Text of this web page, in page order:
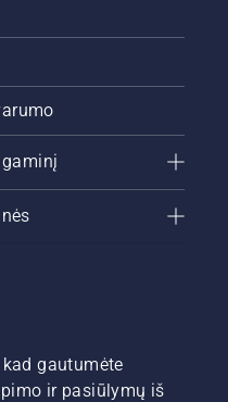
gautumėte
ir pasiūlymų iš